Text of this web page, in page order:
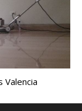
Valencia